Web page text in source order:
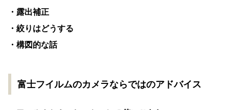
・露出補正
・絞りはどうする
・構図的な話
富士フイルムのカメラならではのアドバイス